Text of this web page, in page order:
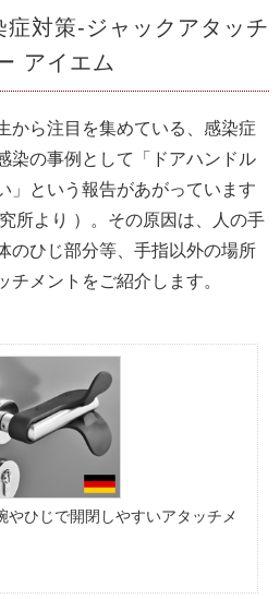
症対策-ジャックアタッチ
アイエム
から注目を集めている、感染症
染の事例として「ドアハンドル
」という報告があがっています
所より ）。その原因は、人の手
のひじ部分等、手指以外の場所
チメントをご紹介します。
やひじで開閉しやすいアタッチメ